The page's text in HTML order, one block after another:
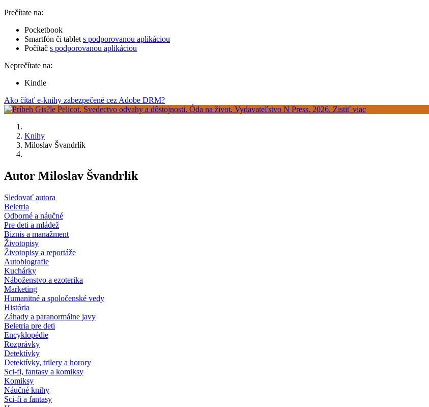
Prečítate na:
Pocketbook
Smartfón či tablet s podporovanou aplikáciou
Počítač s podporovanou aplikáciou
Neprečítate na:
Kindle
Ako čítať e-knihy zabezpečené cez Adobe DRM?
Knihy
Miloslav Švandrlík
Autor Miloslav Švandrlík
Sledovať autora
Beletria
Odborné a náučné
Pre deti a mládež
Biznis a manažment
Životopisy
Životopisy a reportáže
Autobiografie
Kuchárky
Náboženstvo a ezoterika
Marketing
Humanitné a spoločenské vedy
História
Záhady a paranormálne javy
Beletria pre deti
Encyklopédie
Rozprávky
Detektívky
Detektívky, trilery a horory
Sci-fi, fantasy a komiksy
Komiksy
Náučné knihy
Sci-fi a fantasy